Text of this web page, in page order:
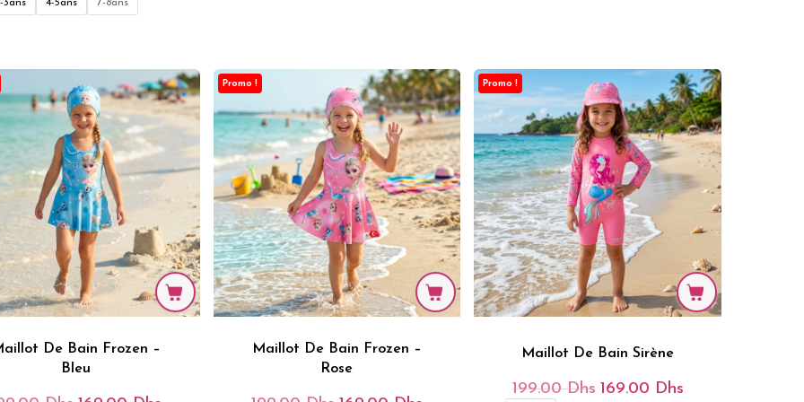
Initial
3ans 4-5ans 7-8ans
De Bain Frozen –
Bleu
Promo !
Maillot De Bain Frozen –
Rose
Promo !
Maillot De Bain Sirène
199.00Dhs Le
169.00 DhsLe